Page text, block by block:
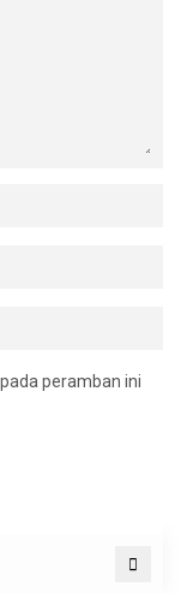
peramban ini